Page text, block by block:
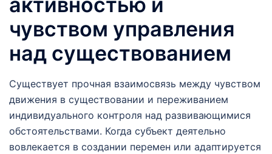
чувством управления
над существованием
Существует прочная взаимосвязь между чувством
движения в существовании и переживанием
индивидуального контроля над развивающимися
обстоятельствами. Когда субъект деятельно
вовлекается в создании перемен или адаптируется